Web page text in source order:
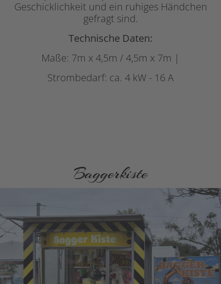
Geschicklichkeit und ein ruhiges Händchen
gefragt sind.
Technische Daten:
Maße: 7m x 4,5m / 4,5m x 7m |
Strombedarf: ca. 4 kW - 16 A
Baggerkiste